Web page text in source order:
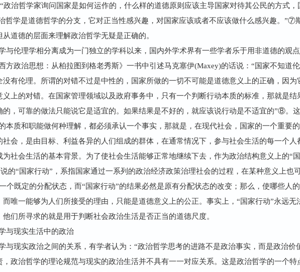
政治哲学家询问国家是如何运作的，什么样的道德原则应该主导国家对待其公民的方式
哲学是道德哲学的分支，它对正当性感兴趣，对国家应该或者不应该做什么感兴趣。
道德的层面来理解政治哲学无疑是正确的。
与伦理学相分离成为一门独立的学科以来，国内外学术界有一些学者乐于用非道德的观
西方政治思想：从柏拉图到格老秀斯》一书中引述马克塞伊(Maxey)的话说：“国家不知道
没有伦理。所谓的对错不过是中性的，国家所做的一切不可能是道德意义上的正确，因
义上的对错。在国家管理领域以及政府事务中，只有一个判断行动本质的标准，那就是
的，可靠的做法只能说它是适宜的。如果结果是不好的，就应该说行动是不适宜的”⑧。这
本质和职能做何种理解，都必须承认一个事实，那就是，在现代社会，国家的一个重要
社会，是由目标、利益各异的人们组成的群体，在通常情况下，参与社会生活的每一个
社会生活的基本背景。为了使社会生活能够正常地继续下去，作为政治结构意义上的“
的“国家行动”，系指国家通过一系列的政治经济政策治理社会的过程，在某种意义上也
个既定的分配状态，而“国家行动”的结果必然是原有分配状态的改变；那么，使哪些人
而唯一能够为人们所接受的理由，只能是道德意义上的公正。事实上，“国家行动”永远
们所寻求的就是用于判断社会政治生活是否正当的道德尺度。
与现实生活中的政治
与现实政治之间的关系，有学者认为：“政治哲学思考的进路不是政治事实，而是政治
，政治哲学的理论规范与现实的政治生活并不具有一一对应关系。这是政治哲学的一个